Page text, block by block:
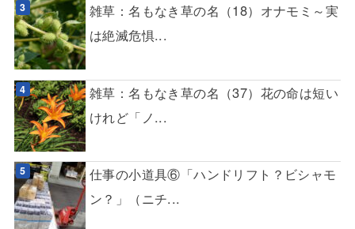
雑草：名もなき草の名（18）オナモミ～実
は絶滅危惧...
雑草：名もなき草の名（37）花の命は短い
けれど「ノ...
仕事の小道具⑥「ハンドリフト？ビシャモ
ン？」（ニチ...